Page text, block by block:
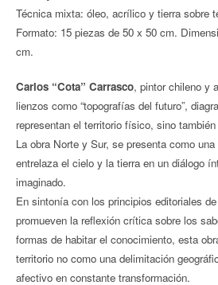
Técnica mixta: óleo, acrílico y tierra sobre
Formato: 15 piezas de 50 x 50 cm.
cm.
Carlos “Cota” Carrasco, pintor chileno y
lienzos como “topografías del futuro”,
representan el territorio físico, sino
La obra Norte y Sur, se presenta como
entrelaza el cielo y la tierra en un diálogo
imaginado.
En sintonía con los principios editoriales
promueven la reflexión crítica sobre los
formas de habitar el conocimiento, esta
territorio no como una delimitación
afectivo en constante transformación.